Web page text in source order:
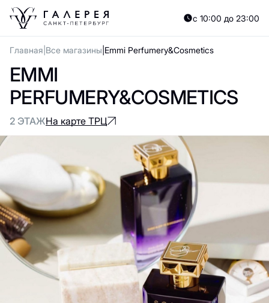
с 10:00 до 23:00
Главная Все магазины Emmi Perfumery&Cosmetics
EMMI
PERFUMERY&COSMETICS
2 ЭТАЖНа карте ТРЦ